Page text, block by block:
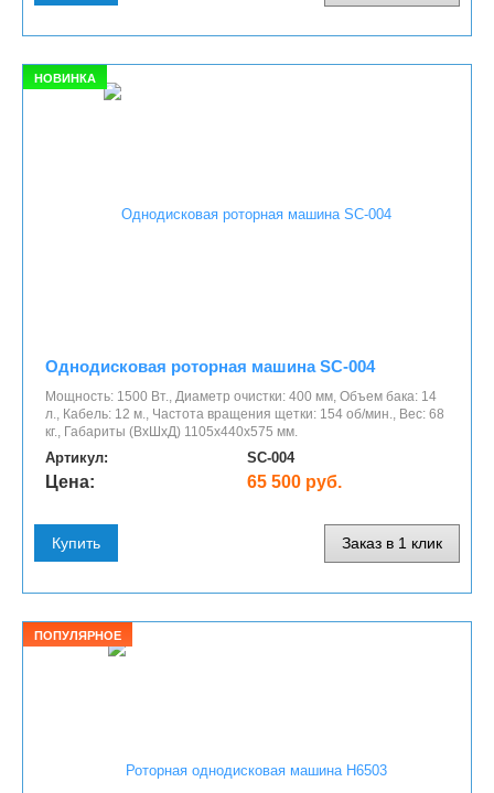
НОВИНКА
Однодисковая роторная машина SC-004
Мощность: 1500 Вт., Диаметр очистки: 400 мм, Объем бака: 14
л., Кабель: 12 м., Частота вращения щетки: 154 об/мин., Вес: 68
кг., Габариты (ВхШхД) 1105х440х575 мм.
Артикул: SC-004
Цена: 65 500 руб.
Купить Заказ в 1 клик
ПОПУЛЯРНОЕ